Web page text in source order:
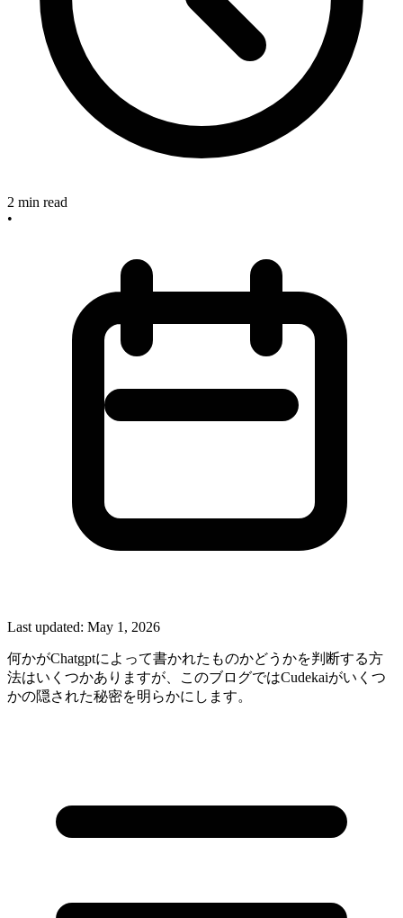
2 min read
•
Last updated: May 1, 2026
何かがChatgptによって書かれたものかどうかを判断する方
法はいくつかありますが、このブログではCudekaiがいくつ
かの隠された秘密を明らかにします。